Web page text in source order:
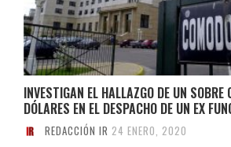
INVESTIGAN EL HALLAZGO DE UN SOBRE
DÓLARES EN EL DESPACHO DE UN EX
REDACCIÓN IR 24 ENERO, 2020